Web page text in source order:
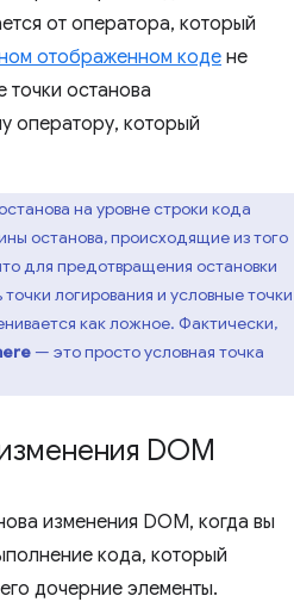
от оператора, который
отображенном коде не
останова
оператору, который
на уровне строки кода
останова, происходящие из того
для предотвращения остановки
логирования и условные точки
как ложное. Фактически,
— это просто условная точка
DOM
изменения DOM, когда вы
кода, который
дочерние элементы.